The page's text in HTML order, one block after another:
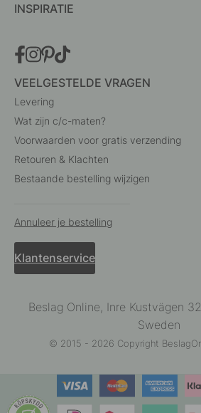
INSPIRATIE
VEELGESTELDE VRAGEN
Levering
Wat zijn c/c-maten?
Voorwaarden voor gratis verzending
Retouren & Klachten
Bestaande bestelling wijzigen
Annuleer je bestelling
Klantenservice
Beslag Online, Inre Kustvägen
Sweden
© 2015 - 2026 Copyright